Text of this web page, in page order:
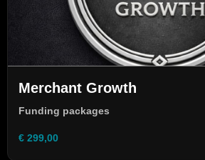
Merchant Growth
Funding packages
€ 299,00